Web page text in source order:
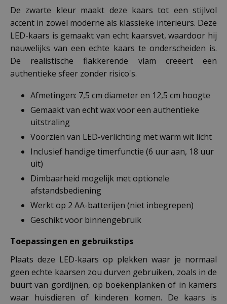
De zwarte kleur maakt deze kaars tot een stijlvol
accent in zowel moderne als klassieke interieurs. Deze
LED-kaars is gemaakt van echt kaarsvet, waardoor hij
nauwelijks van een echte kaars te onderscheiden is.
De realistische flakkerende vlam creëert een
authentieke sfeer zonder risico's.
Afmetingen: 7,5 cm diameter en 12,5 cm hoogte
Gemaakt van echt wax voor een authentieke
uitstraling
Voorzien van LED-verlichting met warm wit licht
Inclusief handige timerfunctie (6 uur aan, 18 uur
uit)
Dimbaarheid mogelijk met optionele
afstandsbediening
Werkt op 2 AA-batterijen (niet inbegrepen)
Geschikt voor binnengebruik
Toepassingen en gebruikstips
Plaats deze LED-kaars op plekken waar je normaal
geen echte kaarsen zou durven gebruiken, zoals in de
buurt van gordijnen, op boekenplanken of in kamers
waar huisdieren of kinderen komen. De kaars is